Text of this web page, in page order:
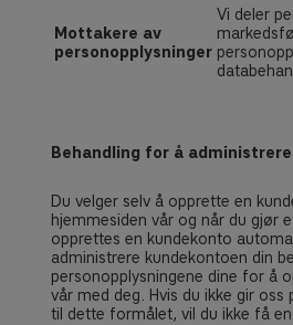
Mottakere av
personopplysninger
Vi deler
Behandling for å
Du velger selv å opprette en
hjemmesiden vår og når du gjør
opprettes en kundekonto
administrere kundekontoen din
personopplysningene dine for å
vår med deg. Hvis du ikke gir oss
til dette formålet, vil du ikke få